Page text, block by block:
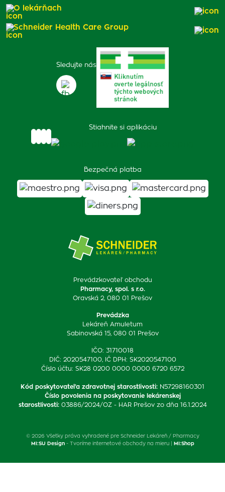
Prevádzkovateľ obchodu
Pharmacy, spol. s r.o.
Oravská 2, 080 01 Prešov
Prevádzka
Lekáreň Amuletum
Sabinovská 15, 080 01 Prešov
IČO: 31710018
DIČ: 2020547100, IČ DPH: SK2020547100
Číslo účtu: SK28 0200 0000 0000 6720 6572
Kód poskytovateľa zdravotnej starostlivosti: N57298160301
Číslo povolenia na poskytovanie lekárenskej
starostlivosti: 03886/2024/OZ - HAR Prešov zo dňa 16.1.2024
Sledujte nás
Stiahnite si aplikáciu
Bezpečná platba
O lekárňach
Schneider Health Care Group
© 2026 Všetky práva vyhradené pre Schneider Lekáreň / Pharmacy
MI:SU Design- Tvoríme internetové obchody na mieru | MI:Shop